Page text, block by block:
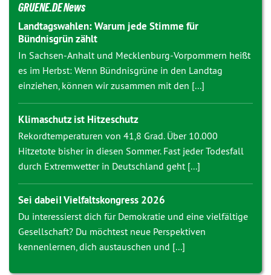
GRUENE.DE News
Landtagswahlen: Warum jede Stimme für
Bündnisgrün zählt
In Sachsen-Anhalt und Mecklenburg-Vorpommern heißt
es im Herbst: Wenn Bündnisgrüne in den Landtag
einziehen, können wir zusammen mit den [...]
Klimaschutz ist Hitzeschutz
Rekordtemperaturen von 41,8 Grad. Über 10.000
Hitzetote bisher in diesen Sommer. Fast jeder Todesfall
durch Extremwetter in Deutschland geht [...]
Sei dabei! Vielfaltskongress 2026
Du interessierst dich für Demokratie und eine vielfältige
Gesellschaft? Du möchtest neue Perspektiven
kennenlernen, dich austauschen und [...]